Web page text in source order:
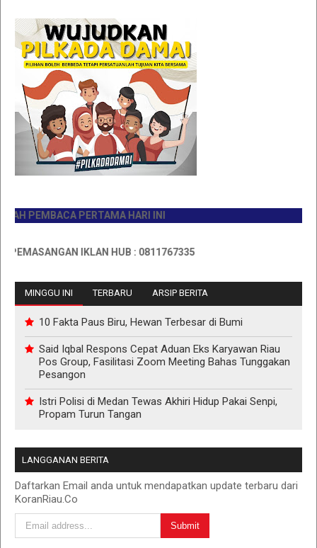
PERTAMA HARI INI
IKLAN HUB : 0811767335
MINGGU INI TERBARU ARSIP BERITA
10 Fakta Paus Biru, Hewan Terbesar di Bumi
Said Iqbal Respons Cepat Aduan Eks Karyawan Riau
Pos Group, Fasilitasi Zoom Meeting Bahas Tunggakan
Pesangon
Istri Polisi di Medan Tewas Akhiri Hidup Pakai Senpi,
Propam Turun Tangan
LANGGANAN BERITA
Daftarkan Email anda untuk mendapatkan update terbaru dari
KoranRiau.Co